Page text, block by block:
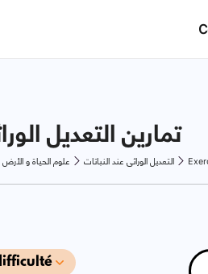
تمارين التعديل
علوم الحياة و الأرض التعديل الوراثي عند النباتات